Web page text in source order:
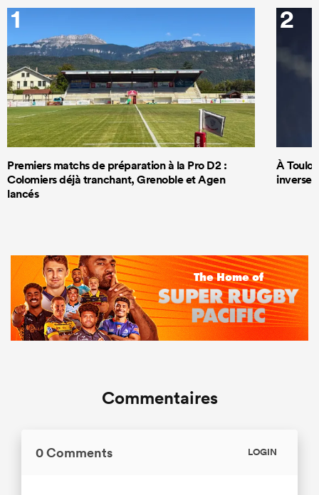
1
Premiers matchs de préparation à la Pro D2 :
Colomiers déjà tranchant, Grenoble et Agen
lancés
2
À
Commentaires
0 Comments LOGIN